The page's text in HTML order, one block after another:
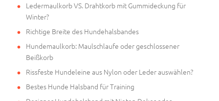
Ledermaulkorb VS. Drahtkorb mit Gummideckung für
Winter?
Richtige Breite des Hundehalsbandes
Hundemaulkorb: Maulschlaufe oder geschlossener
Beißkorb
Rissfeste Hundeleine aus Nylon oder Leder auswählen?
Bestes Hunde Halsband für Training